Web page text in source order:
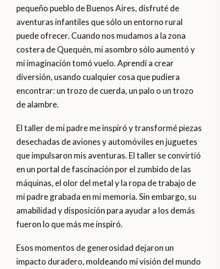
pequeño pueblo de Buenos Aires, disfruté de
aventuras infantiles que sólo un entorno rural
puede ofrecer. Cuando nos mudamos a la zona
costera de Quequén, mi asombro sólo aumentó y
mi imaginación tomó vuelo. Aprendí a crear
diversión, usando cualquier cosa que pudiera
encontrar: un trozo de cuerda, un palo o un trozo
de alambre.
El taller de mi padre me inspiró y transformé piezas
desechadas de aviones y automóviles en juguetes
que impulsaron mis aventuras. El taller se convirtió
en un portal de fascinación por el zumbido de las
máquinas, el olor del metal y la ropa de trabajo de
mi padre grabada en mi memoria. Sin embargo, su
amabilidad y disposición para ayudar a los demás
fueron lo que más me inspiró.
Esos momentos de generosidad dejaron un
impacto duradero, moldeando mi visión del mundo